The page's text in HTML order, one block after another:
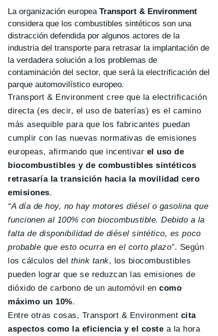
La organización europea Transport & Environment
considera que los combustibles sintéticos son una
distracción defendida por algunos actores de la
industria del transporte para retrasar la implantación de
la verdadera solución a los problemas de
contaminación del sector, que será la electrificación del
parque automovilístico europeo.
Transport & Environment cree que la electrificación
directa (es decir, el uso de baterías) es el camino
más asequible para que los fabricantes puedan
cumplir con las nuevas normativas de emisiones
europeas, afirmando que incentivar el uso de
biocombustibles y de combustibles sintéticos
retrasaría la transición hacia la movilidad cero
emisiones.
“A día de hoy, no hay motores diésel o gasolina que
funcionen al 100% con biocombustible. Debido a la
falta de disponibilidad de diésel sintético, es poco
probable que esto ocurra en el corto plazo”. Según
los cálculos del think tank, los biocombustibles
pueden lograr que se reduzcan las emisiones de
dióxido de carbono de un automóvil encomo
máximo un 10%.
Entre otras cosas, Transport & Environment cita
aspectos como la eficiencia y el coste a la hora